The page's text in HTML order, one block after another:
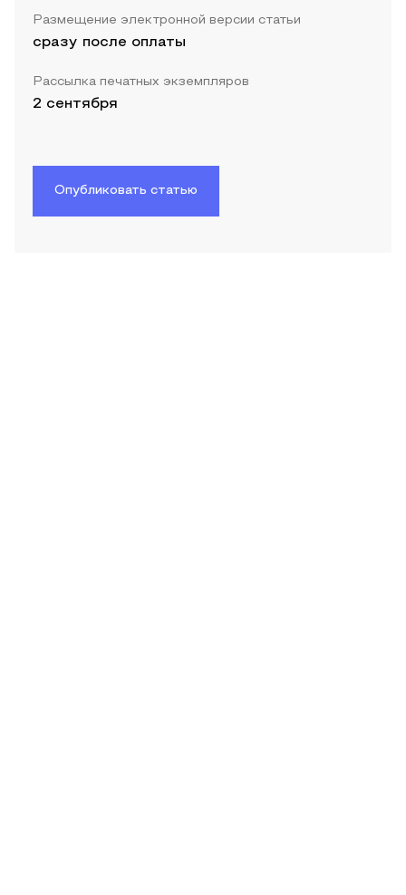
Размещение электронной версии статьи
сразу после оплаты
Рассылка печатных экземпляров
2 сентября
Опубликовать статью